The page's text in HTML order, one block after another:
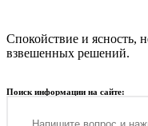
Спокойствие и ясность,
взвешенных решений.
Поиск информации на сайте: